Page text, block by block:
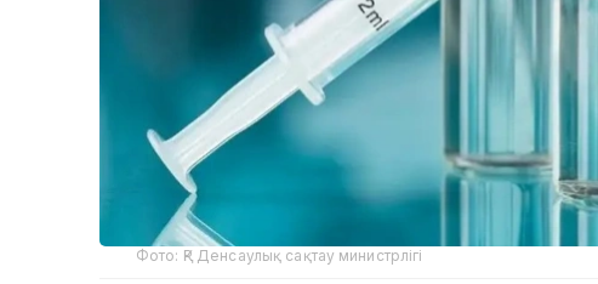
Фото: ҚР Денсаулық сақтау министрлігі